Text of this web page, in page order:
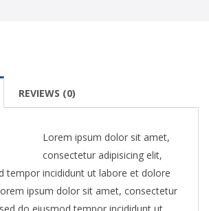
REVIEWS (0)
Lorem ipsum dolor sit amet,
consectetur adipisicing elit,
tempor incididunt ut labore et dolore
ipsum dolor sit amet, consectetur
do eiusmod tempor incididunt ut